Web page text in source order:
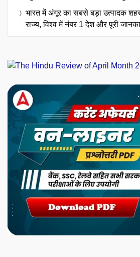
भारत में अंगूर का सबसे बड़ा उत्पादक
राज्य, विश्व में नंबर 1 देश और पूरी